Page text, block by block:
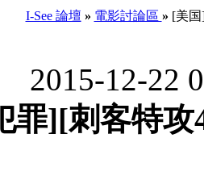
I-See 論壇 » 電影討論區 » [美
2015-12-22
罪][刺客特